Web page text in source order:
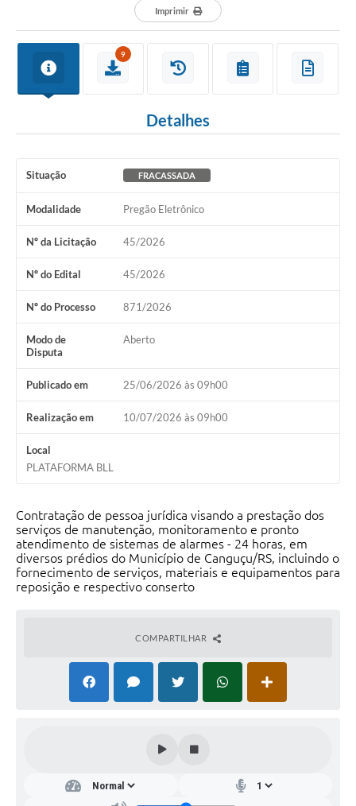
Imprimir
9
Detalhes
Situação FRACASSADA
Modalidade Pregão Eletrônico
Nº da Licitação 45/2026
Nº do Edital 45/2026
Nº do Processo 871/2026
Modo de
Disputa
Aberto
Publicado em 25/06/2026 às 09h00
Realização em 10/07/2026 às 09h00
Local
PLATAFORMA BLL
Contratação de pessoa jurídica visando a prestação dos
serviços de manutenção, monitoramento e pronto
atendimento de sistemas de alarmes - 24 horas, em
diversos prédios do Município de Canguçu/RS, incluindo o
fornecimento de serviços, materiais e equipamentos para
reposição e respectivo conserto
COMPARTILHAR